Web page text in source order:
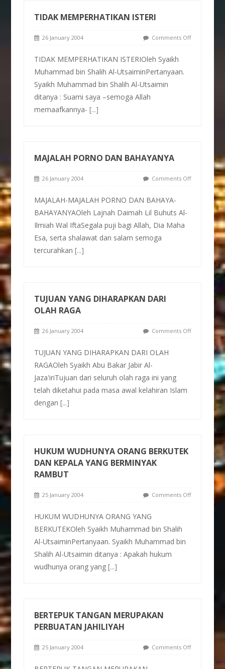
TIDAK MEMPERHATIKAN ISTERI
26 January 2004 Comments Off
TIDAK MEMPERHATIKAN ISTERIOleh Syaikh
Muhammad bin Shalih Al-UtsaiminPertanyaan.
Syaikh Muhammad bin Shalih Al-Utsaimin
ditanya : Suami saya –semoga Allah
memaafkannya-[...]
MAJALAH PORNO DAN BAHAYANYA
26 January 2004 Comments Off
MAJALAH-MAJALAH PORNO DAN BAHAYA-
BAHAYANYAOleh Lajnah Daimah Lil Buhuts Al-
Ilmiah Wal IftaSegala puji bagi Allah, Dia Maha
Esa, serta shalawat dan salam semoga
tercurahkan[...]
TUJUAN YANG DIHARAPKAN DARI
OLAH RAGA
26 January 2004 Comments Off
TUJUAN YANG DIHARAPKAN DARI OLAH
RAGAOleh Syaikh Abu Bakar Jabir Al-
Jaza'iriTujuan dari seluruh olah raga ini yang
telah diketahui pada masa awal kelahiran Islam
dengan[...]
HUKUM WUDHUNYA ORANG BERKUTEK
DAN KEPALA YANG BERMINYAK
RAMBUT
25 January 2004 Comments Off
HUKUM WUDHUNYA ORANG YANG
BERKUTEKOleh Syaikh Muhammad bin Shalih
Al-UtsaiminPertanyaan. Syaikh Muhammad bin
Shalih Al-Utsaimin ditanya : Apakah hukum
wudhunya orang yang[...]
BERTEPUK TANGAN MERUPAKAN
PERBUATAN JAHILIYAH
25 January 2004 Comments Off